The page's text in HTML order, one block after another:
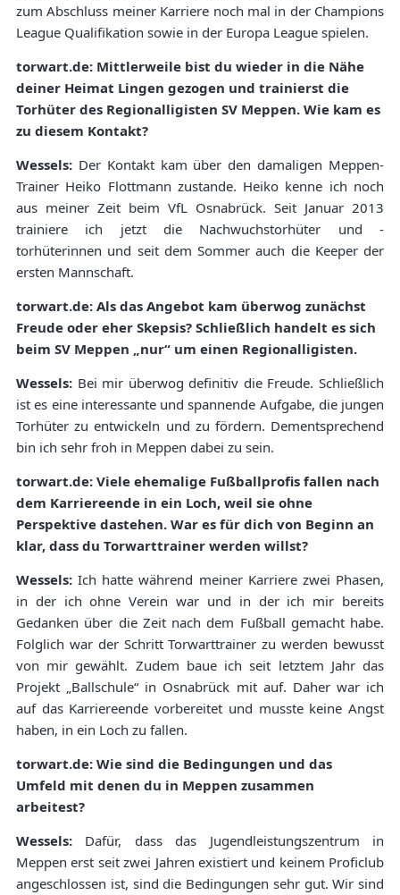
zum Abschluss meiner Karriere noch mal in der Champions
League Qualifikation sowie in der Europa League spielen.
torwart.de: Mittlerweile bist du wieder in die Nähe
deiner Heimat Lingen gezogen und trainierst die
Torhüter des Regionalligisten SV Meppen. Wie kam es
zu diesem Kontakt?
Wessels: Der Kontakt kam über den damaligen Meppen-
Trainer Heiko Flottmann zustande. Heiko kenne ich noch
aus meiner Zeit beim VfL Osnabrück. Seit Januar 2013
trainiere ich jetzt die Nachwuchstorhüter und -
torhüterinnen und seit dem Sommer auch die Keeper der
ersten Mannschaft.
torwart.de: Als das Angebot kam überwog zunächst
Freude oder eher Skepsis? Schließlich handelt es sich
beim SV Meppen „nur“ um einen Regionalligisten.
Wessels: Bei mir überwog definitiv die Freude. Schließlich
ist es eine interessante und spannende Aufgabe, die jungen
Torhüter zu entwickeln und zu fördern. Dementsprechend
bin ich sehr froh in Meppen dabei zu sein.
torwart.de: Viele ehemalige Fußballprofis fallen nach
dem Karriereende in ein Loch, weil sie ohne
Perspektive dastehen. War es für dich von Beginn an
klar, dass du Torwarttrainer werden willst?
Wessels:Ich hatte während meiner Karriere zwei Phasen,
in der ich ohne Verein war und in der ich mir bereits
Gedanken über die Zeit nach dem Fußball gemacht habe.
Folglich war der Schritt Torwarttrainer zu werden bewusst
von mir gewählt. Zudem baue ich seit letztem Jahr das
Projekt „Ballschule“ in Osnabrück mit auf. Daher war ich
auf das Karriereende vorbereitet und musste keine Angst
haben, in ein Loch zu fallen.
torwart.de: Wie sind die Bedingungen und das
Umfeld mit denen du in Meppen zusammen
arbeitest?
Wessels: Dafür, dass das Jugendleistungszentrum in
Meppen erst seit zwei Jahren existiert und keinem Proficlub
angeschlossen ist, sind die Bedingungen sehr gut. Wir sind